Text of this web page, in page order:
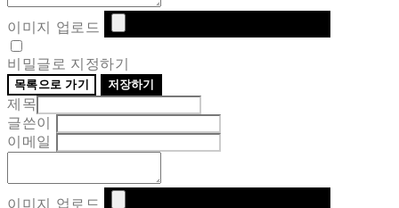
이미지 업로드
비밀글로 지정하기
목록으로 가기 저장하기
제목
글쓴이
이메일
이미지 업로드